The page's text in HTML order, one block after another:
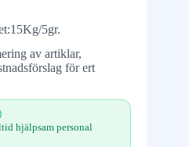
5gr.
av artiklar,
för ert
hjälpsam personal